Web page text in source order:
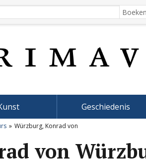
Geschiedenis
Würzburg, Konrad von
von